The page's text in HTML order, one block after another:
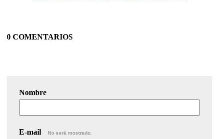
0 COMENTARIOS
Nombre
E-mail No será mostrado.